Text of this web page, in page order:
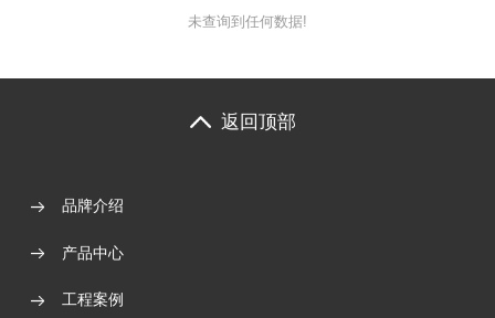
未查询到任何数据!
返回顶部
品牌介绍
产品中心
工程案例